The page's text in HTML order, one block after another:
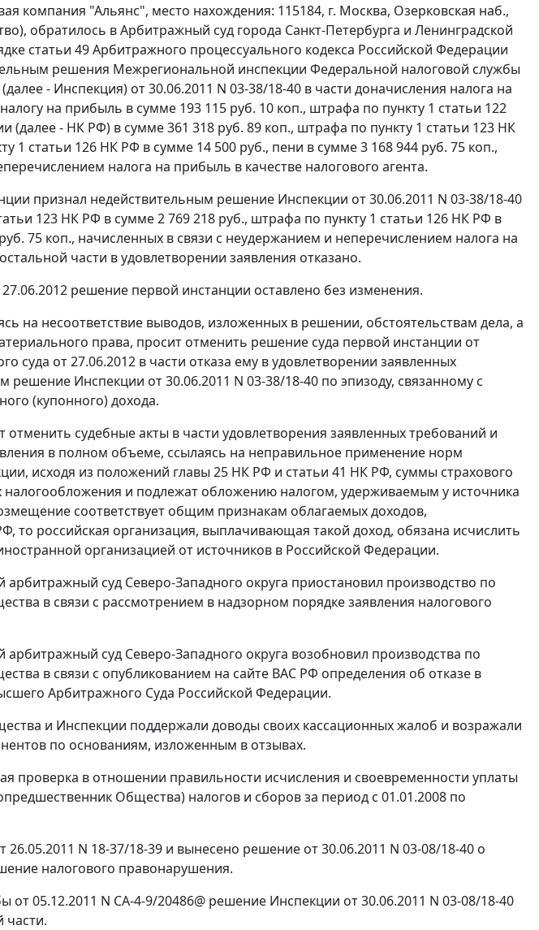
компания "Альянс", место нахождения: 115184, г. Москва, Озерковская наб.,
обратилось в Арбитражный суд города Санкт-Петербурга и Ленинградской
статьи 49Арбитражного процессуального кодекса Российской Федерации
решения Межрегиональной инспекции Федеральной налоговой службы
- Инспекция) от 30.06.2011 N 03-38/18-40 в части доначисления налога на
на прибыль в сумме 193 115 руб. 10 коп., штрафа по пункту 1 статьи 122
(далее - НК РФ) в сумме 361 318 руб. 89 коп., штрафа по пункту 1 статьи 123 НК
1 статьи 126 НК РФ в сумме 14 500 руб., пени в сумме 3 168 944 руб. 75 коп.,
налога на прибыль в качестве налогового агента.
признал недействительным решение Инспекции от 30.06.2011 N 03-38/18-40
123 НК РФ в сумме 2 769 218 руб., штрафа по пункту 1 статьи 126 НК РФ в
75 коп., начисленных в связи с неудержанием и неперечислением налога на
части в удовлетворении заявления отказано.
решение первой инстанции оставлено без изменения.
на несоответствие выводов, изложенных в решении, обстоятельствам дела, а
права, просит отменить решение суда первой инстанции от
суда от 27.06.2012 в части отказа ему в удовлетворении заявленных
Инспекции от 30.06.2011 N 03-38/18-40 по эпизоду, связанному с
(купонного) дохода.
судебные акты в части удовлетворения заявленных требований и
в полном объеме, ссылаясь на неправильное применение норм
исходя из положений главы 25 НК РФ и статьи 41 НК РФ, суммы страхового
и подлежат обложению налогом, удерживаемым у источника
соответствует общим признакам облагаемых доходов,
то российская организация, выплачивающая такой доход, обязана исчислить
организацией от источников в Российской Федерации.
суд Северо-Западного округа приостановил производство по
в связи с рассмотрением в надзорном порядке заявления налогового
суд Северо-Западного округа возобновил производства по
в связи с опубликованием на сайте ВАС РФ определения об отказе в
Арбитражного Суда Российской Федерации.
и Инспекции поддержали доводы своих кассационных жалоб и возражали
по основаниям, изложенным в отзывах.
проверка в отношении правильности исчисления и своевременности уплаты
Общества) налогов и сборов за период с 01.01.2008 по
26.05.2011 N 18-37/18-39 и вынесено решение от 30.06.2011 N 03-08/18-40 о
налогового правонарушения.
05.12.2011 N СА-4-9/20486@ решение Инспекции от 30.06.2011 N 03-08/18-40
части.